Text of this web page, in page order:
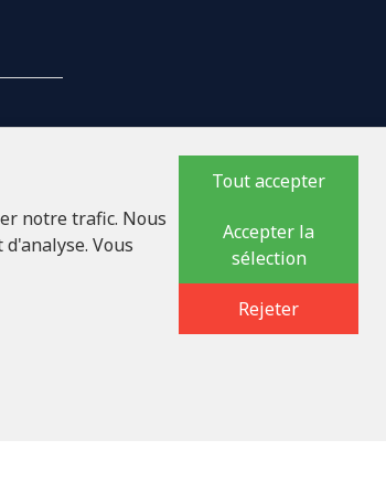
notre trafic. Nous
Vous
Tout accepter
Accepter la
sélection
Rejeter